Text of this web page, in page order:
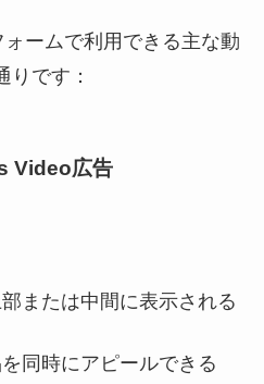
ームで利用できる主な動
りです：
Video広告
または中間に表示される
同時にアピールできる